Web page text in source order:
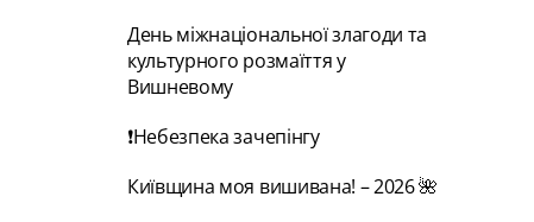
День міжнаціональної злагоди та
культурного розмаїття у
Вишневому
❗Небезпека зачепінгу
Київщина моя вишивана! – 2026 🌺